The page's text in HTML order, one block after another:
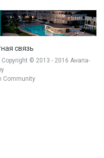
связь
Copyright © 2013 - 2016 Анапа-
Community